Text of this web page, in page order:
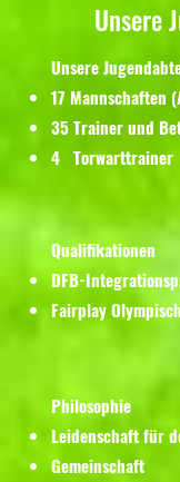
Unsere
Unsere
17 Mannschaften
35 Trainer und
4 Torwarttrainer
Qualifikationen​
DFB-
Fairplay
Philosophie
Leidenschaft für
Gemeinschaft